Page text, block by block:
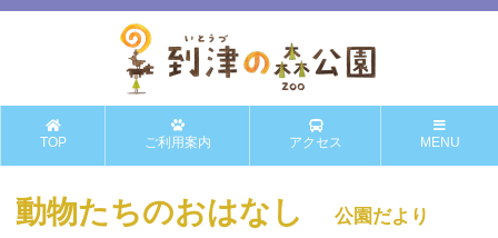
TOP ご利用案内 アクセス MENU
動物たちのおはなし 公園だより